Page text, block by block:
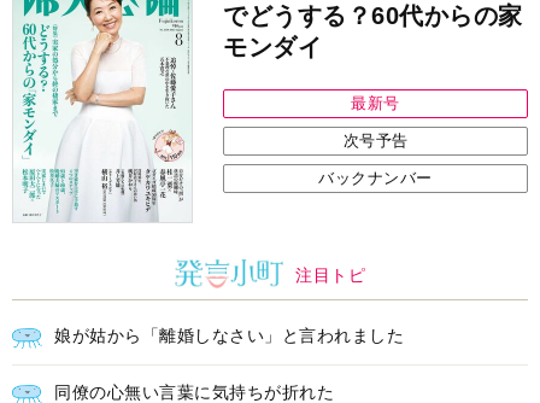
でどうする？60代からの家
モンダイ
最新号
次号予告
バックナンバー
注目トピ
娘が姑から「離婚しなさい」と言われました
同僚の心無い言葉に気持ちが折れた